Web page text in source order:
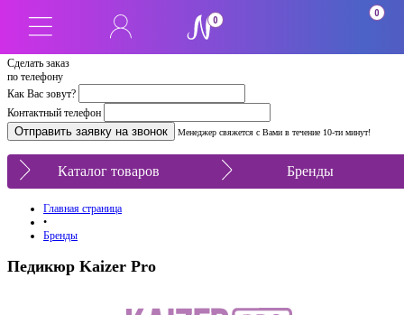
Сделать заказ
по телефону
Как Вас зовут?
Контактный телефон
Менеджер свяжется с Вами в течение 10-ти минут!
0
0
Каталог товаров Бренды
Главная страница
•
Бренды
Педикюр Kaizer Pro